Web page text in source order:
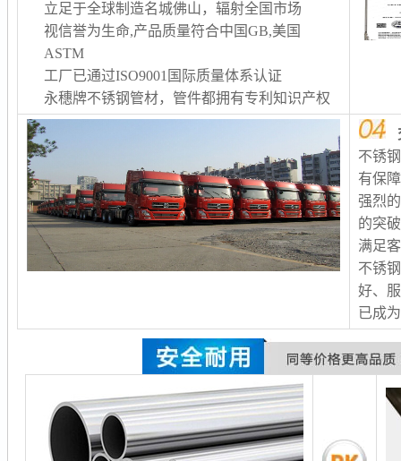
立足于全球制造名城佛山，辐射全国市场
视信誉为生命,产品质量符合中国GB,美国
ASTM
工厂已通过ISO9001国际质量体系认证
永穗牌不锈钢管材，管件都拥有专利知识产权
不锈
有保障
强烈
的突
满足
不锈
好、
已成